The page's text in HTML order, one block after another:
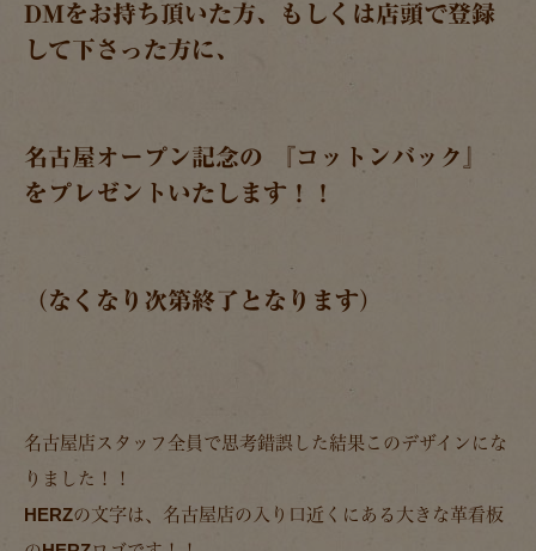
DMをお持ち頂いた方、もしくは店頭で登録
して下さった方に、
名古屋オープン記念の 『コットンバック』
をプレゼントいたします！！
（なくなり次第終了となります）
名古屋店スタッフ全員で思考錯誤した結果このデザインにな
りました！！
HERZの文字は、名古屋店の入り口近くにある大きな革看板